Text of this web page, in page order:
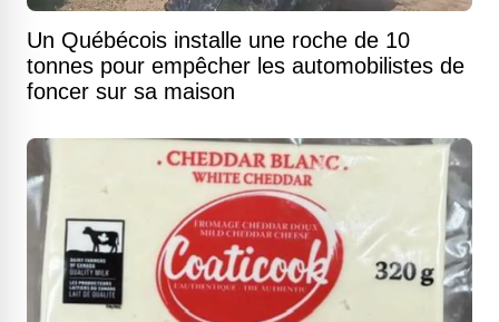
Un Québécois installe une roche de 10
tonnes pour empêcher les automobilistes de
foncer sur sa maison